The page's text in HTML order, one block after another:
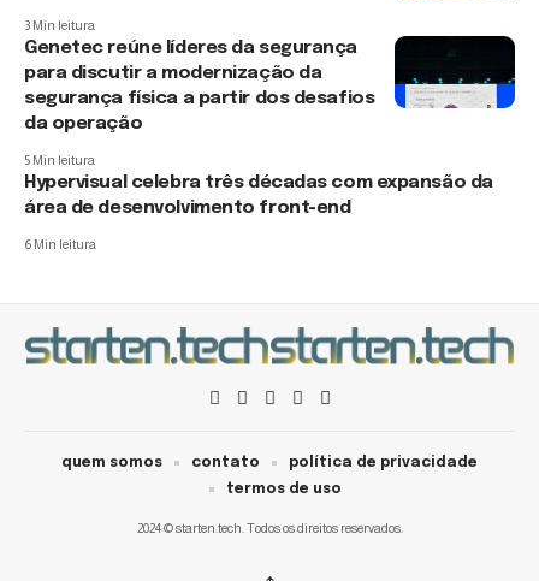
3 Min leitura
Genetec reúne líderes da segurança
para discutir a modernização da
segurança física a partir dos desafios
da operação
5 Min leitura
Hypervisual celebra três décadas com expansão da
área de desenvolvimento front-end
6 Min leitura
2024 © starten.tech. Todos os direitos reservados.
quem somos contato
política de privacidade
termos de uso